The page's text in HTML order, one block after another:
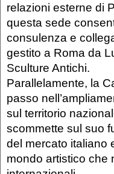
relazioni esterne di
questa sede
consulenza e
gestito a Roma da
Sculture Antichi.
Parallelamente, la
passo
sul territorio
scommette sul suo
del mercato italiano
mondo artistico che